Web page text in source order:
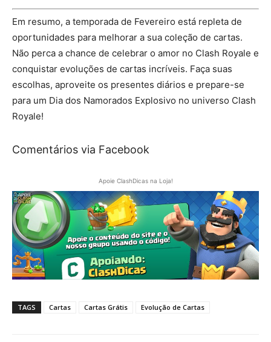
Em resumo, a temporada de Fevereiro está repleta de
oportunidades para melhorar a sua coleção de cartas.
Não perca a chance de celebrar o amor no Clash Royale e
conquistar evoluções de cartas incríveis. Faça suas
escolhas, aproveite os presentes diários e prepare-se
para um Dia dos Namorados Explosivo no universo Clash
Royale!
Comentários via Facebook
Apoie ClashDicas na Loja!
TAGS Cartas Cartas Grátis Evolução de Cartas